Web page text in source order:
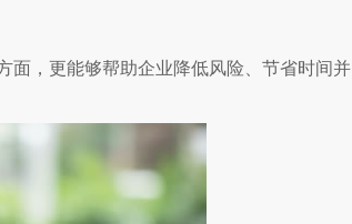
面，更能够帮助企业降低风险、节省时间并